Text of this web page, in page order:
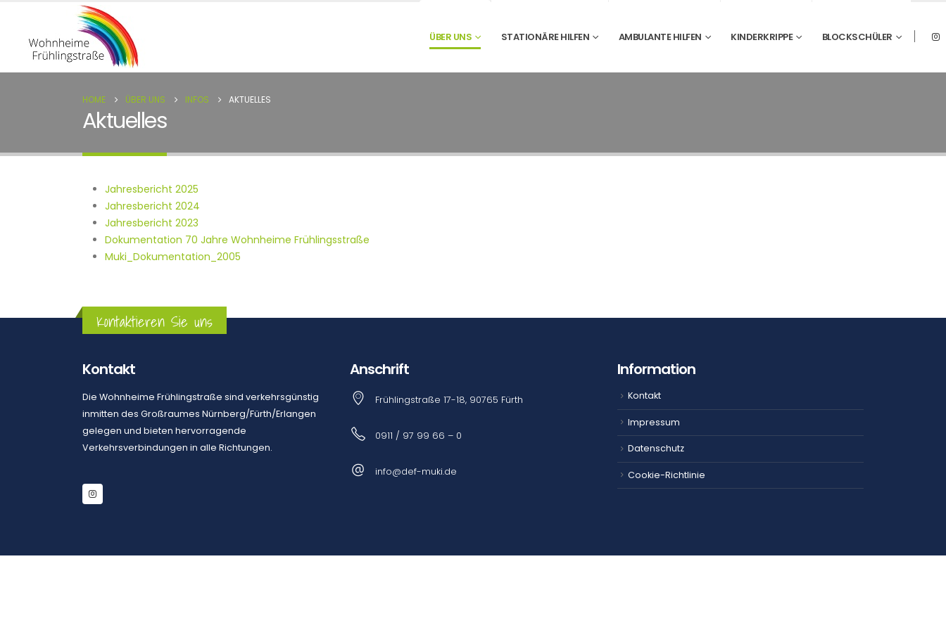
ÜBER UNS STATIONÄRE HILFEN AMBULANTE HILFEN KINDERKRIPPE BLOCKSCHÜLER
HOME ÜBER UNS INFOS AKTUELLES
Aktuelles
Jahresbericht 2025
Jahresbericht 2024
Jahresbericht 2023
Dokumentation 70 Jahre Wohnheime Frühlingsstraße
Muki_Dokumentation_2005
Kontaktieren Sie uns
Kontakt
Die Wohnheime Frühlingstraße sind verkehrsgünstig
inmitten des Großraumes Nürnberg/Fürth/Erlangen
gelegen und bieten hervorragende
Verkehrsverbindungen in alle Richtungen.
Anschrift
Frühlingstraße 17-18, 90765 Fürth
0911 / 97 99 66 – 0
info@def-muki.de
Information
Kontakt
Impressum
Datenschutz
Cookie-Richtlinie